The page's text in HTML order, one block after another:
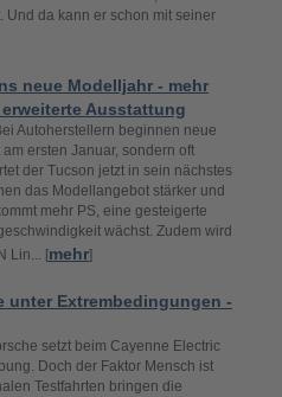
da kann er schon mit seiner
neue Modelljahr - mehr
Ausstattung
Autoherstellern beginnen neue
ersten Januar, sondern oft
der Tucson jetzt in sein nächstes
das Modellangebot stärker und
mehr PS, eine gesteigerte
wächst. Zudem wird
Lin... [mehr]
unter Extrembedingungen -
setzt beim Cayenne Electric
Doch der Faktor Mensch ist
Testfahrten bringen die